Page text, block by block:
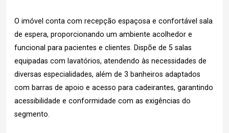
O imóvel conta com recepção espaçosa e confortável sala
de espera, proporcionando um ambiente acolhedor e
funcional para pacientes e clientes. Dispõe de 5 salas
equipadas com lavatórios, atendendo às necessidades de
diversas especialidades, além de 3 banheiros adaptados
com barras de apoio e acesso para cadeirantes, garantindo
acessibilidade e conformidade com as exigências do
segmento.